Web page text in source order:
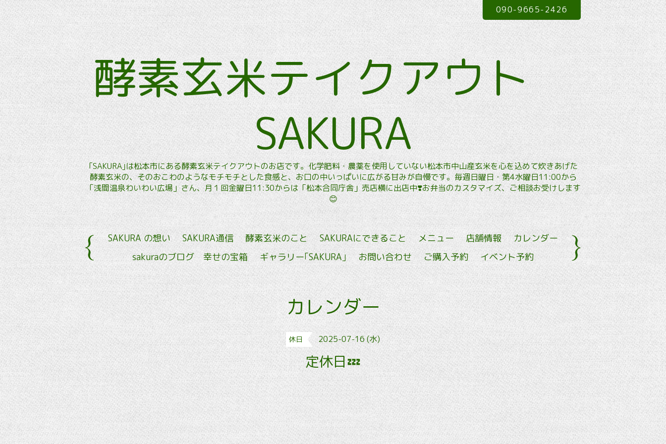
酵素玄米テイクアウト
SAKURA
｢SAKURA｣は松本市にある酵素玄米テイクアウトのお店です。化学肥料・農薬を使用していない松本市中山産玄米を心を込めて炊きあげた
酵素玄米の、そのおこわのようなモチモチとした食感と、お口の中いっぱいに広がる甘みが自慢です。毎週日曜日・第4水曜日11:00から
「浅間温泉わいわい広場」さん、月１回金曜日11:30からは「松本合同庁舎」売店横に出店中❣️お弁当のカスタマイズ、ご相談お受けします
😊
090-9665-2426
SAKURA の想い SAKURA通信 酵素玄米のこと SAKURAにできること メニュー 店舗情報
カレンダー
sakuraのブログ 幸せの宝箱
ギャラリー｢SAKURA｣ お問い合わせ ご購入予約 イベント予約
カレンダー
休日 2025-07-16 (水)
定休日💤